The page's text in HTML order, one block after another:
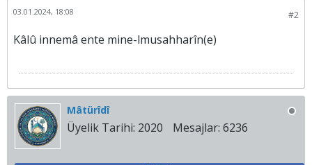
#2
03.01.2024, 18:08
Kâlû innemâ ente mine-lmusahharîn(e)
Mâtürîdî
Üyelik Tarihi: 2020 Mesajlar: 6236